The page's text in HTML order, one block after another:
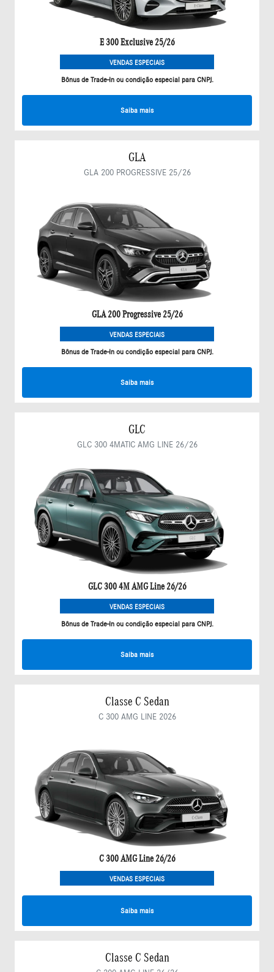
E 300 Exclusive 25/26
VENDAS ESPECIAIS
Bônus de Trade-In ou condição especial para CNPJ.
Saiba mais
GLA
GLA 200 PROGRESSIVE 25/26
GLA 200 Progressive 25/26
VENDAS ESPECIAIS
Bônus de Trade-In ou condição especial para CNPJ.
Saiba mais
GLC
GLC 300 4MATIC AMG LINE 26/26
GLC 300 4M AMG Line 26/26
VENDAS ESPECIAIS
Bônus de Trade-In ou condição especial para CNPJ.
Saiba mais
Classe C Sedan
C 300 AMG LINE 2026
C 300 AMG Line 26/26
VENDAS ESPECIAIS
Saiba mais
Classe C Sedan